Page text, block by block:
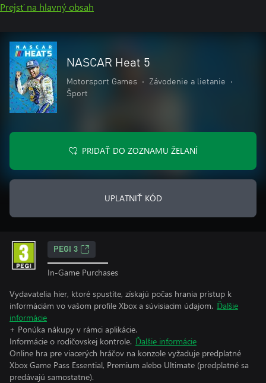
Prejsť na hlavný obsah
NASCAR Heat 5
Motorsport Games • Závodenie a lietanie
•
Šport
PRIDAŤ DO ZOZNAMU ŽELANÍ
UPLATNIŤ KÓD
PEGI 3
In-Game Purchases
Vydavatelia hier, ktoré spustíte, získajú počas hrania prístup k
informáciám vo vašom profile Xbox a súvisiacim údajom. Ďalšie
informácie
+ Ponúka nákupy v rámci aplikácie.
Informácie o rodičovskej kontrole. Ďalšie informácie
Online hra pre viacerých hráčov na konzole vyžaduje predplatné
Xbox Game Pass Essential, Premium alebo Ultimate (predplatné sa
predávajú samostatne).